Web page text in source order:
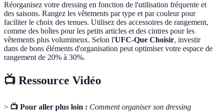
Réorganisez votre dressing en fonction de l'utilisation fréquente et
des saisons. Rangez les vêtements par type et par couleur pour
faciliter le choix des tenues. Utilisez des accessoires de rangement,
comme des boîtes pour les petits articles et des cintres pour les
vêtements plus volumineux. Selon l'UFC-Que Choisir, investir
dans de bons éléments d'organisation peut optimiser votre espace de
rangement de 20% à 30%.
📺 Ressource Vidéo
> 📺 Pour aller plus loin : Comment organiser son dressing